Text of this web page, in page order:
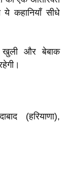
कहानियाँ सीधे
खुली और बेबाक
(हरियाणा),